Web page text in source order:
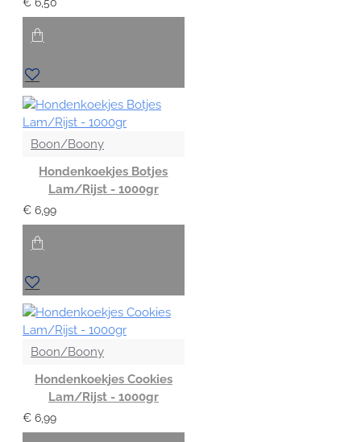
Boon/Boony
Hondenkoekjes Botjes
Lam/Rijst - 1000gr
€ 6,99
Boon/Boony
Hondenkoekjes Cookies
Lam/Rijst - 1000gr
€ 6,99